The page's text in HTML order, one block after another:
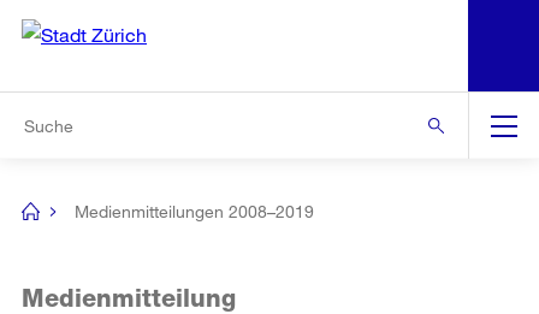
Navigation
[no
Medienmitteilungen 2008–2019
Medienmitteilung